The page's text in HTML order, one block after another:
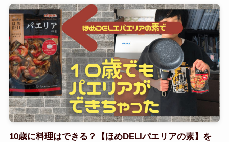
10歳に料理はできる？【ほめDELIパエリアの素】を